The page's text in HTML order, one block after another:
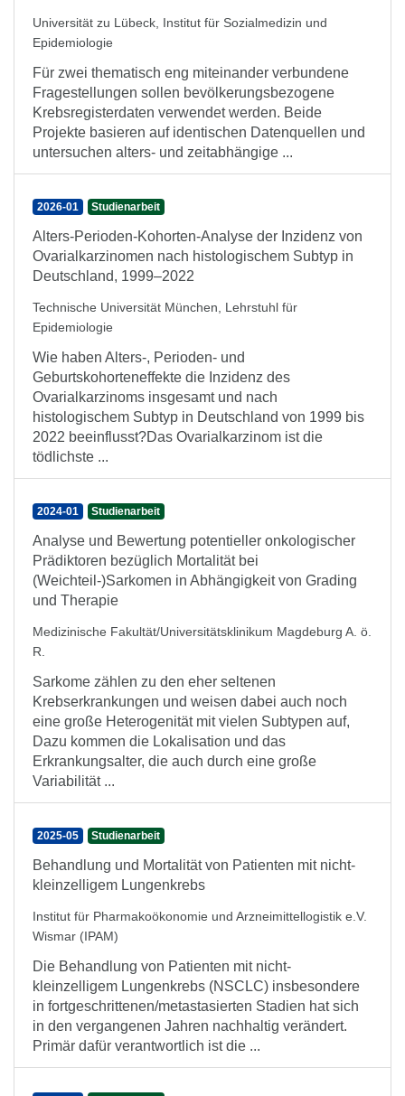
Universität zu Lübeck, Institut für Sozialmedizin und
Epidemiologie
Für zwei thematisch eng miteinander verbundene
Fragestellungen sollen bevölkerungsbezogene
Krebsregisterdaten verwendet werden. Beide
Projekte basieren auf identischen Datenquellen und
untersuchen alters- und zeitabhängige ...
2026-01 Studienarbeit
Alters-Perioden-Kohorten-Analyse der Inzidenz von
Ovarialkarzinomen nach histologischem Subtyp in
Deutschland, 1999–2022
Technische Universität München, Lehrstuhl für
Epidemiologie
Wie haben Alters-, Perioden- und
Geburtskohorteneffekte die Inzidenz des
Ovarialkarzinoms insgesamt und nach
histologischem Subtyp in Deutschland von 1999 bis
2022 beeinflusst?Das Ovarialkarzinom ist die
tödlichste ...
2024-01 Studienarbeit
Analyse und Bewertung potentieller onkologischer
Prädiktoren bezüglich Mortalität bei
(Weichteil-)Sarkomen in Abhängigkeit von Grading
und Therapie
Medizinische Fakultät/Universitätsklinikum Magdeburg A. ö.
R.
Sarkome zählen zu den eher seltenen
Krebserkrankungen und weisen dabei auch noch
eine große Heterogenität mit vielen Subtypen auf,
Dazu kommen die Lokalisation und das
Erkrankungsalter, die auch durch eine große
Variabilität ...
2025-05 Studienarbeit
Behandlung und Mortalität von Patienten mit nicht-
kleinzelligem Lungenkrebs
Institut für Pharmakoökonomie und Arzneimittellogistik e.V.
Wismar (IPAM)
Die Behandlung von Patienten mit nicht-
kleinzelligem Lungenkrebs (NSCLC) insbesondere
in fortgeschrittenen/metastasierten Stadien hat sich
in den vergangenen Jahren nachhaltig verändert.
Primär dafür verantwortlich ist die ...